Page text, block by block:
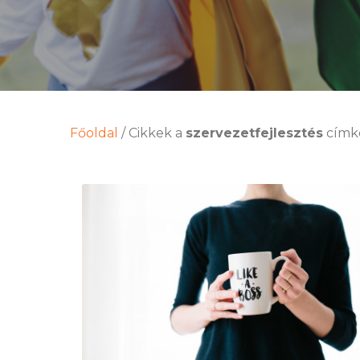
Főoldal / Cikkek a szervezetfejlesztés